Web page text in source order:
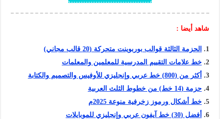
شاهد أيضا :
الحزمة الثالثة قوالب بوربوينت متحركة (20 قالب مجاني)
خط علامات التقييم المدرسية للمعلمين والمعلمات
أكثر من (800) خط عربي وإنجليزي للأوفيس والتصميم والكتابة
حزمة (14 خط) من خطوط الثلث العربية
خط أشكال ورموز زخرفية منوعة 2025م
أفضل (30) خط آيفون عربي وإنجليزي للموبايلات